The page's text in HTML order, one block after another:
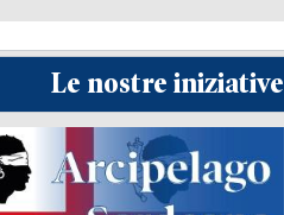
Le nostre iniziative